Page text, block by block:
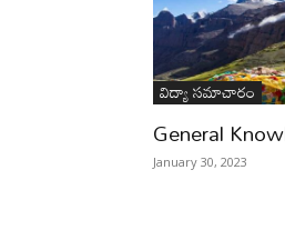
విద్యా సమాచారం
General
January 30, 2023